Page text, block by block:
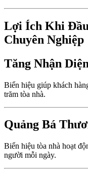
Lợi Ích Khi
Chuyên Nghiệp
Tăng Nhận
Biển hiệu giúp khách
trăm tòa nhà.
Quảng Bá
Biển hiệu tòa nhà hoạt
người mỗi ngày.